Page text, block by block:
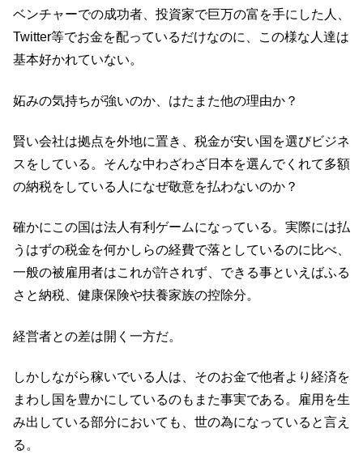
ベンチャーでの成功者、投資家で巨万の富を手にした人、
Twitter等でお金を配っているだけなのに、この様な人達は
基本好かれていない。
妬みの気持ちが強いのか、はたまた他の理由か？
賢い会社は拠点を外地に置き、税金が安い国を選びビジネ
スをしている。そんな中わざわざ日本を選んでくれて多額
の納税をしている人になぜ敬意を払わないのか？
確かにこの国は法人有利ゲームになっている。実際には払
うはずの税金を何かしらの経費で落としているのに比べ、
一般の被雇用者はこれが許されず、できる事といえばふる
さと納税、健康保険や扶養家族の控除分。
経営者との差は開く一方だ。
しかしながら稼いでいる人は、そのお金で他者より経済を
まわし国を豊かにしているのもまた事実である。雇用を生
み出している部分においても、世の為になっていると言え
る。